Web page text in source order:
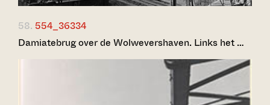
58. 554_36334
Damiatebrug over de Wolwevershaven. Links het …